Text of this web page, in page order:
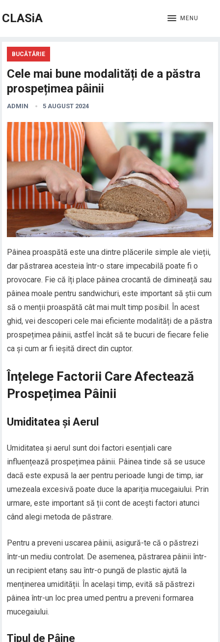
CLASiA MENU
BUCĂTĂRIE
Cele mai bune modalități de a păstra
prospețimea pâinii
ADMIN 5 AUGUST 2024
Pâinea proaspătă este una dintre plăcerile simple ale vieții,
dar păstrarea acesteia într-o stare impecabilă poate fi o
provocare. Fie că îți place pâinea crocantă de dimineață sau
pâinea moale pentru sandwichuri, este important să știi cum
să o menții proaspătă cât mai mult timp posibil. În acest
ghid, vei descoperi cele mai eficiente modalități de a păstra
prospețimea pâinii, astfel încât să te bucuri de fiecare felie
ca și cum ar fi ieșită direct din cuptor.
Înțelege Factorii Care Afectează
Prospețimea Pâinii
Umiditatea și Aerul
Umiditatea și aerul sunt doi factori esențiali care
influențează prospețimea pâinii. Pâinea tinde să se usuce
dacă este expusă la aer pentru perioade lungi de timp, iar
umezeala excesivă poate duce la apariția mucegaiului. Prin
urmare, este important să ții cont de acești factori atunci
când alegi metoda de păstrare.
Pentru a preveni uscarea pâinii, asigură-te că o păstrezi
într-un mediu controlat. De asemenea, păstrarea pâinii într-
un recipient etanș sau într-o pungă de plastic ajută la
menținerea umidității. În același timp, evită să păstrezi
pâinea într-un loc prea umed pentru a preveni formarea
mucegaiului.
Tipul de Pâine